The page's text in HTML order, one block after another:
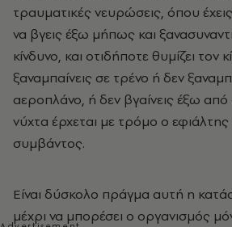
τραυματικές νευρώσεις, όπου
να βγεις έξω μήπως και
κίνδυνο, και οτιδήποτε θυμίζει τον
ξαναμπαίνεις σε τρένο ή δεν
αεροπλάνο, ή δεν βγαίνεις έξω από
νύχτα έρχεται με τρόμο ο
συμβάντος.
Είναι δύσκολο πράγμα αυτή η
μέχρι να μπορέσει ο οργανισμός